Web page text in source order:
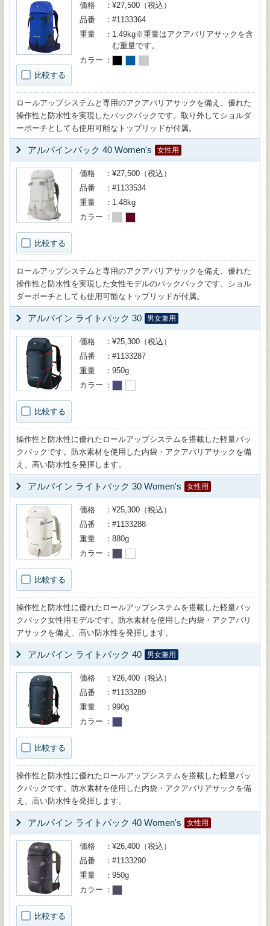
比較する
価格
¥27,500（税込）
品番
#1133364
重量
1.49kg※重量はアクアバリアサックを含
む重量です。
カラー
ロールアップシステムと専用のアクアバリアサックを備え、優れた
操作性と防水性を実現したバックパックです。取り外してショルダ
ーポーチとしても使用可能なトップリッドが付属。
アルパインパック 40 Women's 女性用
比較する
価格
¥27,500（税込）
品番
#1133534
重量
1.48kg
カラー
ロールアップシステムと専用のアクアバリアサックを備え、優れた
操作性と防水性を実現した女性モデルのバックパックです。ショル
ダーポーチとしても使用可能なトップリッドが付属。
アルパイン ライトパック 30 男女兼用
比較する
価格
¥25,300（税込）
品番
#1133287
重量
950g
カラー
操作性と防水性に優れたロールアップシステムを搭載した軽量バッ
クパックです。防水素材を使用した内袋・アクアバリアサックを備
え、高い防水性を発揮します。
アルパイン ライトパック 30 Women's 女性用
比較する
価格
¥25,300（税込）
品番
#1133288
重量
880g
カラー
操作性と防水性に優れたロールアップシステムを搭載した軽量バッ
クパック女性用モデルです。防水素材を使用した内袋・アクアバリ
アサックを備え、高い防水性を発揮します。
アルパイン ライトパック 40 男女兼用
比較する
価格
¥26,400（税込）
品番
#1133289
重量
990g
カラー
操作性と防水性に優れたロールアップシステムを搭載した軽量バッ
クパックです。防水素材を使用した内袋・アクアバリアサックを備
え、高い防水性を発揮します。
アルパイン ライトパック 40 Women's 女性用
比較する
価格
¥26,400（税込）
品番
#1133290
重量
950g
カラー